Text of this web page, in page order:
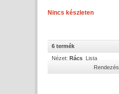
Nincs készleten
6 termék
Nézet: Rács Lista
Rendezés